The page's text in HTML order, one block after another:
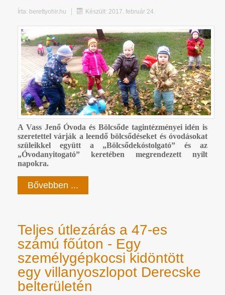
Írta: berettyohir.hu Készült: 2017. február 24.
A Vass Jenő Óvoda és Bölcsőde tagintézményei idén is
szeretettel várják a leendő bölcsődéseket és óvodásokat
szüleikkel együtt a „Bölcsődekóstolgató” és az
„Óvodanyitogató” keretében megrendezett nyílt
napokra.
Bővebben ...
Teljes útlezárás a 47-es
számú főúton - Egy
személygépkocsi kidöntött
egy villanyoszlopot Derecske
belterületén